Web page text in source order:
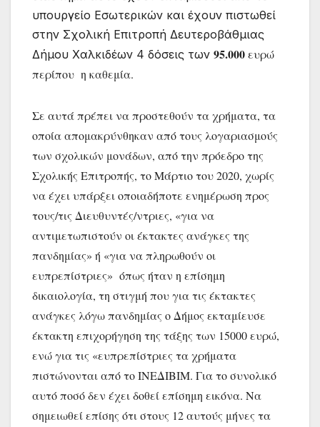
υπουργείο Εσωτερικών και έχουν πιστωθεί
στην Σχολική Επιτροπή Δευτεροβάθμιας
Δήμου Χαλκιδέων 4 δόσεις των 95.000 ευρώ
περίπου η καθεμία.
Σε αυτά πρέπει να προστεθούν τα χρήματα, τα
οποία απομακρύνθηκαν από τους λογαριασμούς
των σχολικών μονάδων, από την πρόεδρο της
Σχολικής Επιτροπής, το Μάρτιο του 2020, χωρίς
να έχει υπάρξει οποιαδήποτε ενημέρωση προς
τους/τις Διευθυντές/ντριες, «για να
αντιμετωπιστούν οι έκτακτες ανάγκες της
πανδημίας» ή «για να πληρωθούν οι
ευπρεπίστριες»  όπως ήταν η επίσημη
δικαιολογία, τη στιγμή που για τις έκτακτες
ανάγκες λόγω πανδημίας ο Δήμος εκταμίευσε
έκτακτη επιχορήγηση της τάξης των 15000 ευρώ,
ενώ για τις «ευπρεπίστριες τα χρήματα
πιστώνονται από το ΙΝΕΔΙΒΙΜ. Για το συνολικό
αυτό ποσό δεν έχει δοθεί επίσημη εικόνα. Να
σημειωθεί επίσης ότι στους 12 αυτούς μήνες τα